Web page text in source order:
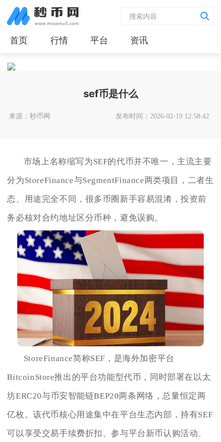
首页 行情 平台 资讯
sef币是什么
来源：秒币网 发布时间：2026-02-19 12:58:42
市场上名称缩写为SEF的代币并不唯一，主流主要
分为StoreFinance与SegmentFinance两类项目，二者生
态、用途完全不同，很多币圈新手容易混淆，投资前
务必核对合约地址区分币种，避免误购。
StoreFinance简称SEF，是海外加密平台
BitcoinStore推出的平台功能型代币，同时部署在以太
坊ERC20与币安智能链BEP20两条网络，总量恒定两
亿枚。该代币核心用途集中在平台生态内部，持有SEF
可以享受交易手续费折扣、参与平台新币认购活动、